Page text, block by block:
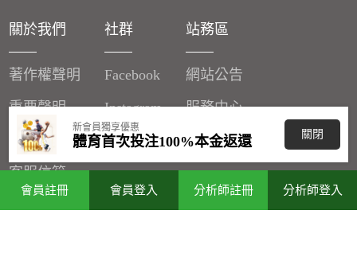
會員註冊 會員登入 分析師註冊 分析師登入
新會員獨享優惠
體育首次投注100%本金返還 關閉
關於我們
著作權聲明
重要聲明
廣告刊登
客服信箱
社群
Facebook
Instagram
站務區
網站公告
服務中心